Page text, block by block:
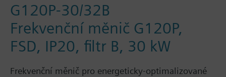
G120P-30/32B
Frekvenční měnič G120P,
FSD, IP20, filtr B, 30 kW
Frekvenční měnič pro energeticky-optimalizované